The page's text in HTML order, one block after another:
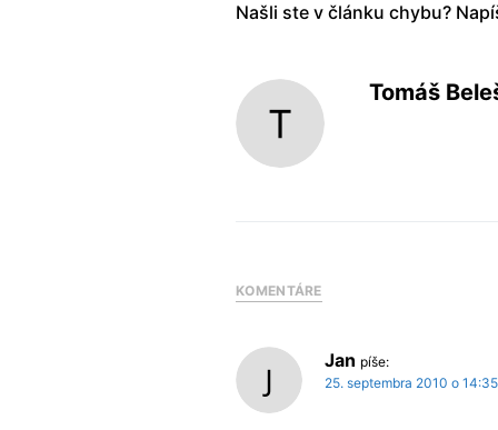
Našli ste v článku chybu?
Tomáš
KOMENTÁRE
Jan píše:
25. septembra 2010 o 14:35